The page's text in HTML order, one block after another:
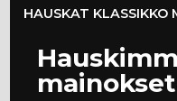
HAUSKAT KLASSIKKO
mainokset